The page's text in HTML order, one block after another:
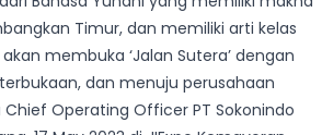
Timur, dan memiliki arti kelas
akan membuka ‘Jalan Sutera’ dengan
dan menuju perusahaan
Operating Officer PT Sokonindo